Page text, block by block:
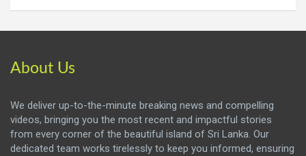
About Us
We deliver up-to-the-minute breaking news and compelling
videos, bringing you the most recent and impactful stories
from every corner of the beautiful island of Sri Lanka. Our
dedicated team works tirelessly to keep you informed, ensuring